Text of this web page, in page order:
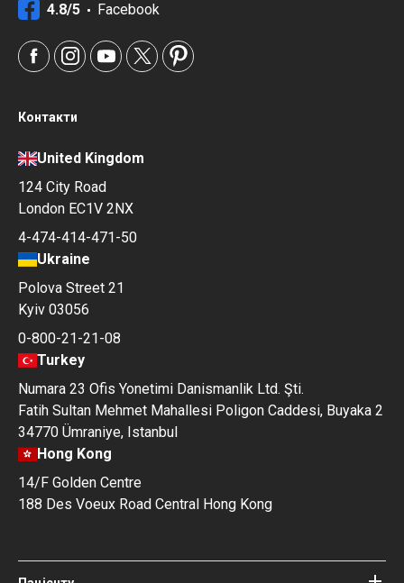
4.8/5 Facebook
Контакти
United Kingdom
124 City Road
London EC1V 2NX
4-474-414-471-50
Ukraine
Polova Street 21
Kyiv 03056
0-800-21-21-08
Turkey
Numara 23 Ofis Yonetimi Danismanlik Ltd. Şti.
Fatih Sultan Mehmet Mahallesi Poligon Caddesi, Buyaka 2
34770 Ümraniye, Istanbul
Hong Kong
14/F Golden Centre
188 Des Voeux Road Central Hong Kong